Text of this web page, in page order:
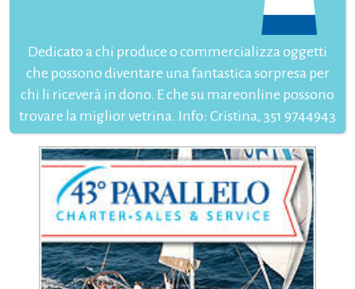
Dedicato a chi produce o commercializza oggetti
che possono diventare una fantastica sorpresa per
chi li riceverà in dono. E che su mareonline possono
trovare la miglior vetrina. Info: Cristina, 351 9744943